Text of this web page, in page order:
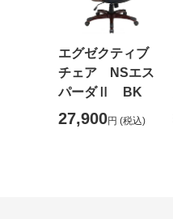
エグゼクティブ
チェア NSエス
パーダⅡ BK
27,900円 (税込)